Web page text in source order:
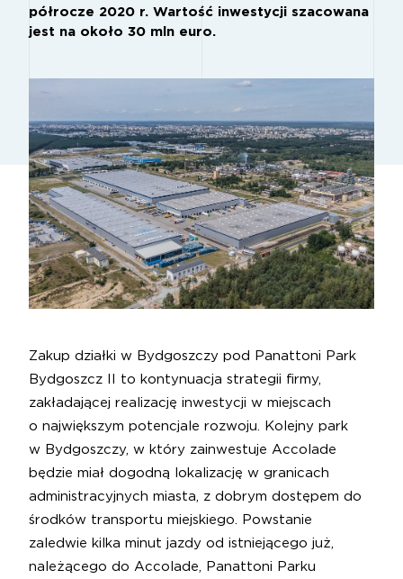
półrocze 2020 r. Wartość inwestycji szacowana
jest na około 30 mln euro.
Zakup działki w Bydgoszczy pod Panattoni Park
Bydgoszcz II to kontynuacja strategii firmy,
zakładającej realizację inwestycji w miejscach
o największym potencjale rozwoju. Kolejny park
w Bydgoszczy, w który zainwestuje Accolade
będzie miał dogodną lokalizację w granicach
administracyjnych miasta, z dobrym dostępem do
środków transportu miejskiego. Powstanie
zaledwie kilka minut jazdy od istniejącego już,
należącego do Accolade, Panattoni Parku